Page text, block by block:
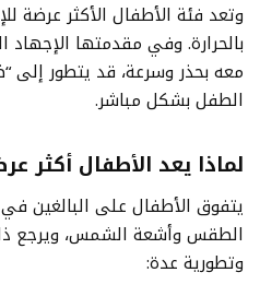
وتعد فئة الأطفال الأكثر عرضة
بالحرارة. وفي مقدمتها الإجهاد
معه بحذر وسرعة، قد يتطور إلى
الطفل بشكل مباشر.
لماذا يعد الأطفال أكثر
يتفوق الأطفال على البالغين في
الطقس وأشعة الشمس، ويرجع
وتطورية عدة: